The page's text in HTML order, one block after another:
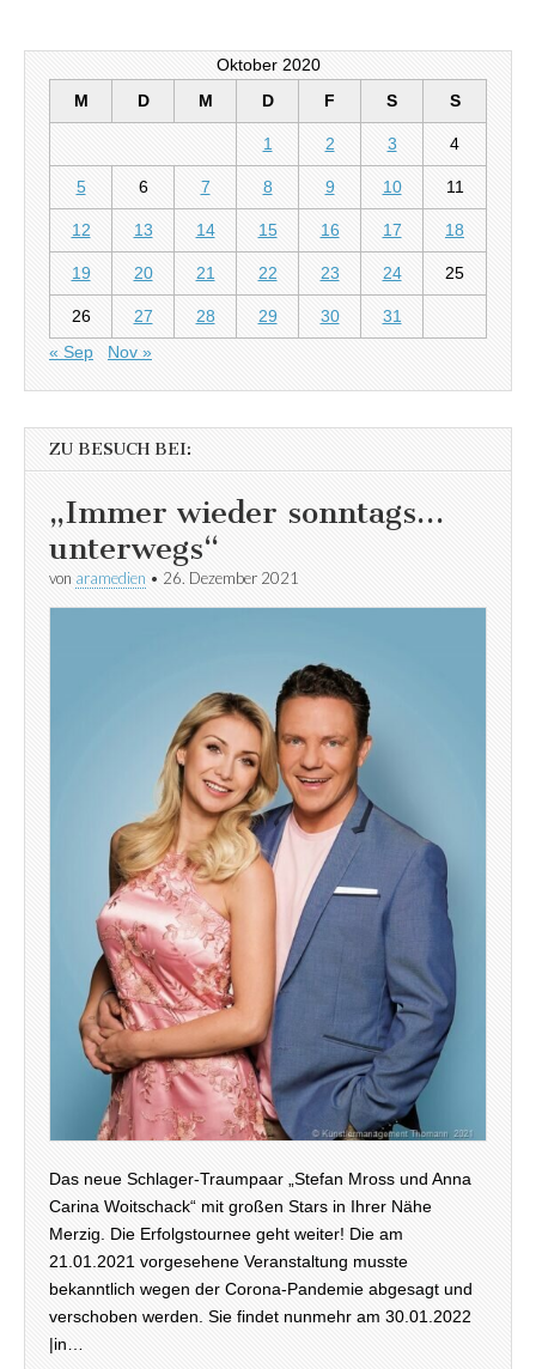
Oktober 2020
M
D M D F S S
1 2 3 4
5 6 7 8 9 10 11
12 13 14 15 16 17 18
19 20 21 22 23 24 25
26 27 28 29 30
31
« Sep
Nov »
ZU BESUCH BEI:
„Immer wieder sonntags…
unterwegs“
von aramedien • 26. Dezember 2021
Das neue Schlager-Traumpaar „Stefan Mross und Anna
Carina Woitschack“ mit großen Stars in Ihrer Nähe
Merzig. Die Erfolgstournee geht weiter! Die am
21.01.2021 vorgesehene Veranstaltung musste
bekanntlich wegen der Corona-Pandemie abgesagt und
verschoben werden. Sie findet nunmehr am 30.01.2022
|in…